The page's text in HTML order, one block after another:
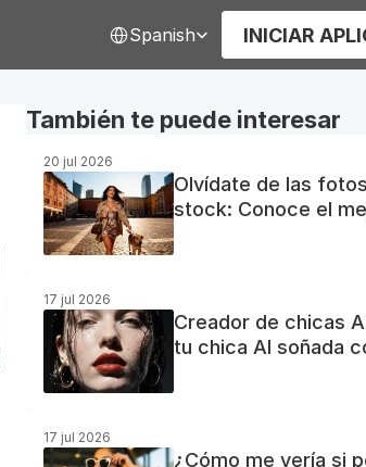
Spanish INICIAR
También te puede interesar
20 jul 2026
Olvídate de las
stock: Conoce el
generador de fotos
gratuito
17 jul 2026
Creador de chicas
tu chica AI soñada
17 jul 2026
¿Cómo me vería si